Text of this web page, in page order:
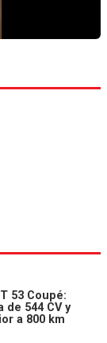
53 Coupé:
544 CV y
a 800 km